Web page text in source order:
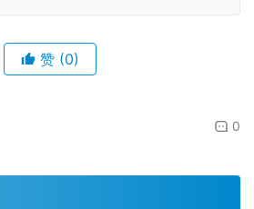
赞 (0)
0